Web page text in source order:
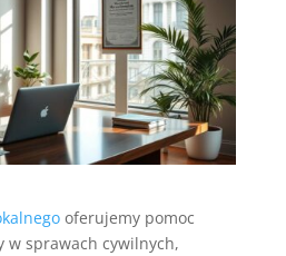
oferujemy pomoc
w sprawach cywilnych,